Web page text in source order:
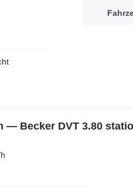
— Becker DVT 3.80